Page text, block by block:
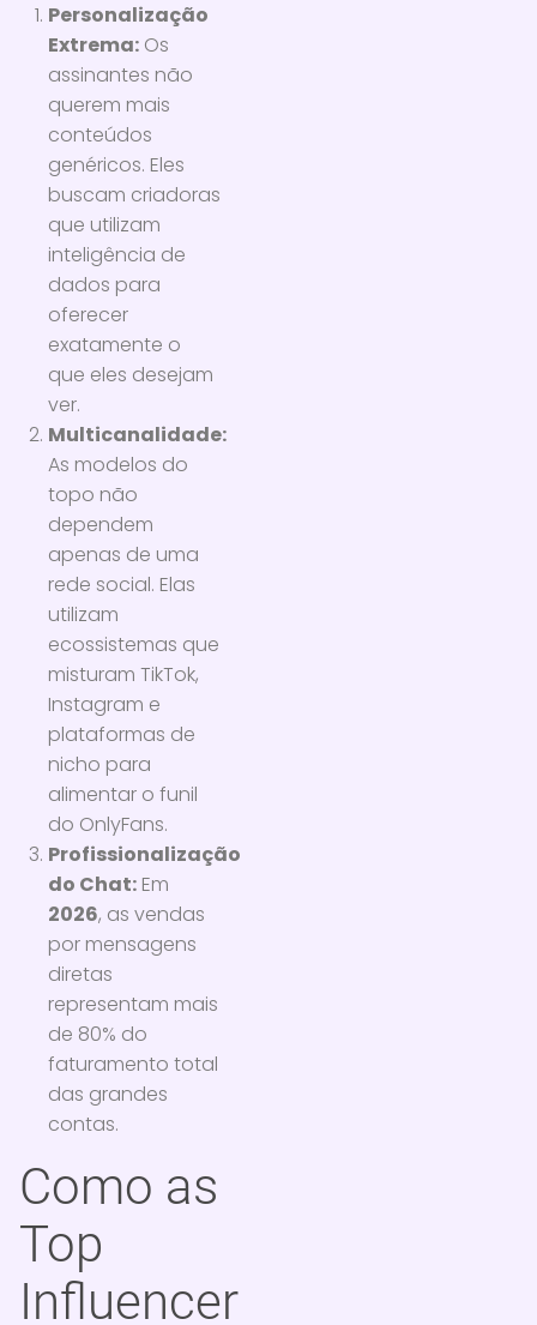
Personalização
Extrema: Os
assinantes não
querem mais
conteúdos
genéricos. Eles
buscam criadoras
que utilizam
inteligência de
dados para
oferecer
exatamente o
que eles desejam
ver.
Multicanalidade:
As modelos do
topo não
dependem
apenas de uma
rede social. Elas
utilizam
ecossistemas que
misturam TikTok,
Instagram e
plataformas de
nicho para
alimentar o funil
do OnlyFans.
Profissionalização
do Chat: Em
2026, as vendas
por mensagens
diretas
representam mais
de 80% do
faturamento total
das grandes
contas.
Como as
Top
Influencer